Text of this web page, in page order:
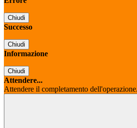
Chiudi
Successo
Chiudi
Informazione
Chiudi
Attendere...
Attendere il completamento